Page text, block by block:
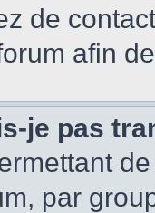
de
afin
je pas
par